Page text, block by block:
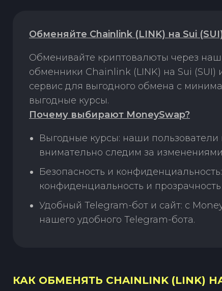
Обменяйте Chainlink (LINK) на Sui
Обменивайте криптовалюты через
обменники Chainlink (LINK) на Sui
сервис для выгодного обмена с
выгодные курсы.
Почему выбирают MoneySwap?
Выгодные курсы: наши
внимательно следим за
Безопасность и
конфиденциальность и
Удобный Telegram-бот и сайт: с
нашего удобного Telegram-бота.
КАК ОБМЕНЯТЬ CHAINLINK (LINK)